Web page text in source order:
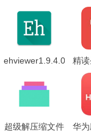
ehviewer1.9.4.0
精
超级解压缩文件
华